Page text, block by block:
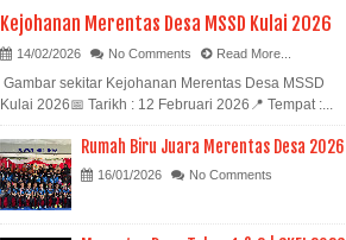
Kejohanan Merentas Desa MSSD Kulai 2026
14/02/2026 No Comments Read More...
Gambar sekitar Kejohanan Merentas Desa MSSD
Kulai 2026📅 Tarikh : 12 Februari 2026📍 Tempat :...
Rumah Biru Juara Merentas Desa 2026
16/01/2026 No Comments